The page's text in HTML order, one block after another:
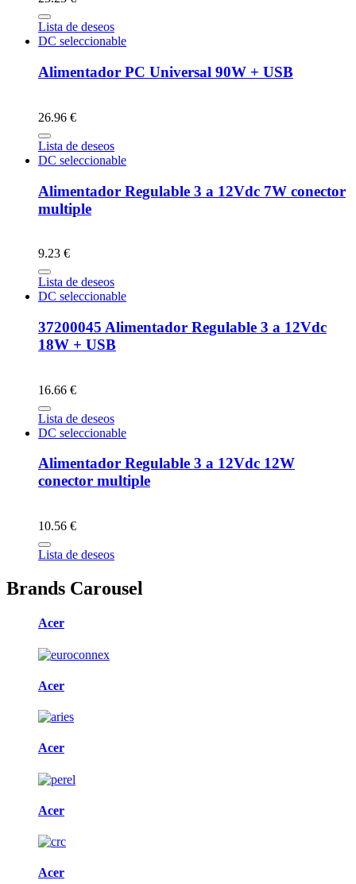
Lista de deseos
DC seleccionable
Alimentador PC Universal 90W + USB
26.96 €
Lista de deseos
DC seleccionable
Alimentador Regulable 3 a 12Vdc 7W conector
multiple
9.23 €
Lista de deseos
DC seleccionable
37200045 Alimentador Regulable 3 a 12Vdc
18W + USB
16.66 €
Lista de deseos
DC seleccionable
Alimentador Regulable 3 a 12Vdc 12W
conector multiple
10.56 €
Lista de deseos
Brands Carousel
Acer
Acer
Acer
Acer
Acer